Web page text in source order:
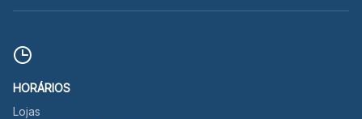
HORÁRIOS
Lojas